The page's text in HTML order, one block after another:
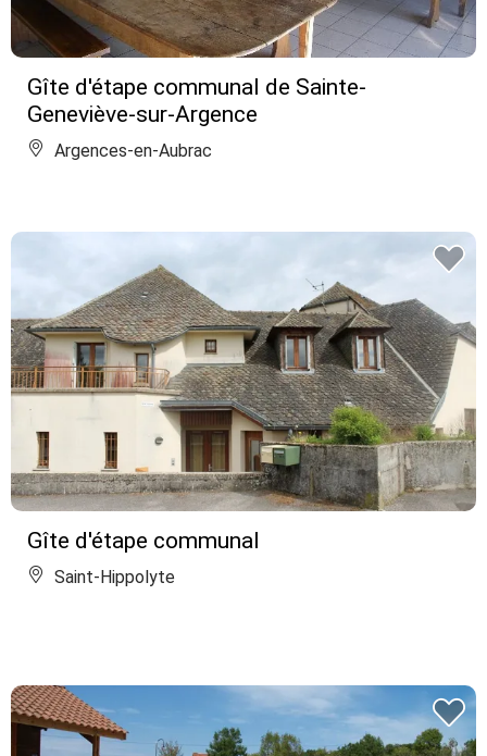
Gîte d'étape communal de Sainte-
Geneviève-sur-Argence
Argences-en-Aubrac
Gîte d'étape communal
Saint-Hippolyte